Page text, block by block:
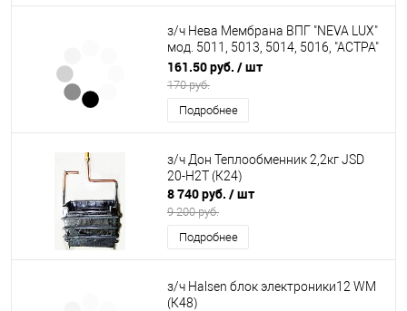
з/ч Нева Мембрана ВПГ "NEVA LUX"
мод. 5011, 5013, 5014, 5016, "АСТРА"
мод. 8910-12, 8910-14, на узел
"MERTIK" G-40-SP01 (МБС) (К35)
161.50 руб. / шт
170 руб.
Подробнее
з/ч Дон Теплообменник 2,2кг JSD
20-H2T (К24)
8 740 руб. / шт
9 200 руб.
Подробнее
з/ч Halsen блок электроники12 WM
(К48)